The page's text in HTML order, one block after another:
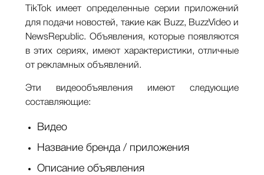
TikTok имеет определенные серии приложений
для подачи новостей, такие как Buzz, BuzzVideo и
NewsRepublic. Объявления, которые появляются
в этих сериях, имеют характеристики, отличные
от рекламных объявлений.
Эти видеообъявления имеют следующие
составляющие:
Видео
Название бренда / приложения
Описание объявления